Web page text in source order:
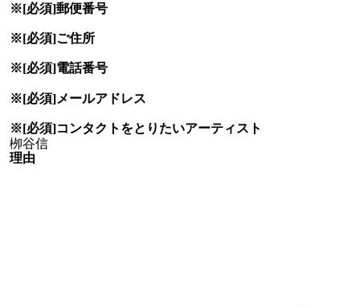
※[必須]郵便番号
※[必須]ご住所
※[必須]電話番号
※[必須]メールアドレス
※[必須]コンタクトをとりたいアーティスト
理由